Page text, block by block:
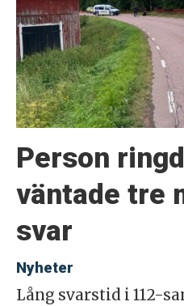
Person
väntade tre
svar
Nyheter
Lång svarstid i 112-